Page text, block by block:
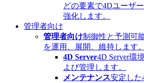
どの要素で4Dユーザ
強化します。
管理者向け
管理者向け制御性と予測可
を運用、展開、維持します。
4D Server4D Server環
よび管理します。
メンテナンス安定した